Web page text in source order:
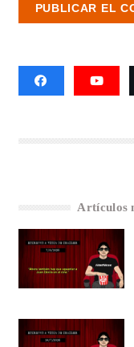
PUBLICAR EL
Artículos